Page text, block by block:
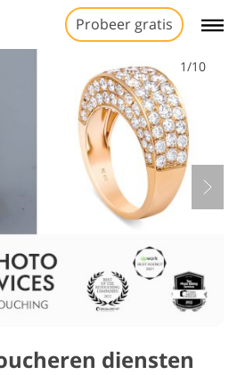
Probeer gratis
1/10
diensten